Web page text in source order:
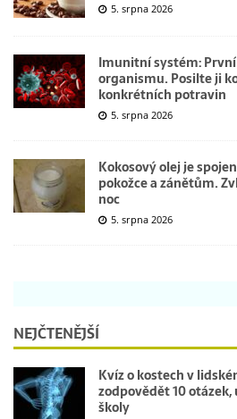
5. srpna 2026
Imunitní systém:
organismu. Posilte ji
konkrétních potravin
5. srpna 2026
Kokosový olej je
pokožce a zánětům.
noc
5. srpna 2026
NEJČTENĚJŠÍ
Kvíz o kostech v
zodpovědět 10
školy